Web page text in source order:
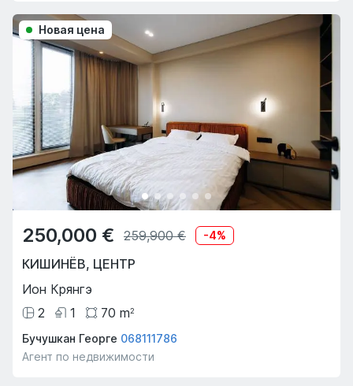
Новая цена
250,000 € 259,900 € -4%
КИШИНЁВ, ЦЕНТР
Ион Крянгэ
2
1 70 m2
Бучушкан Георге 068111786
Агент по недвижимости